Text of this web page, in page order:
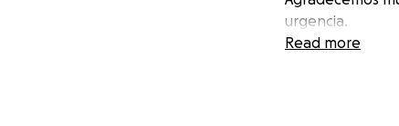
urgencia.
Read more